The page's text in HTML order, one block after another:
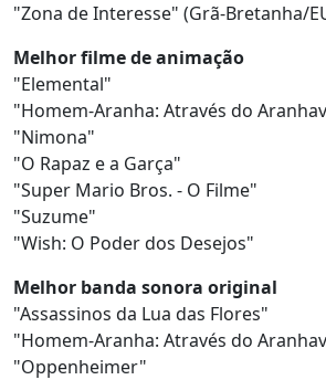
"Zona de Interesse" (Grã-Bretanha/
Melhor filme de animação
"Elemental"
"Homem-Aranha: Através do
"Nimona"
"O Rapaz e a Garça"
"Super Mario Bros. - O Filme"
"Suzume"
"Wish: O Poder dos Desejos"
Melhor banda sonora original
"Assassinos da Lua das Flores"
"Homem-Aranha: Através do
"Oppenheimer"